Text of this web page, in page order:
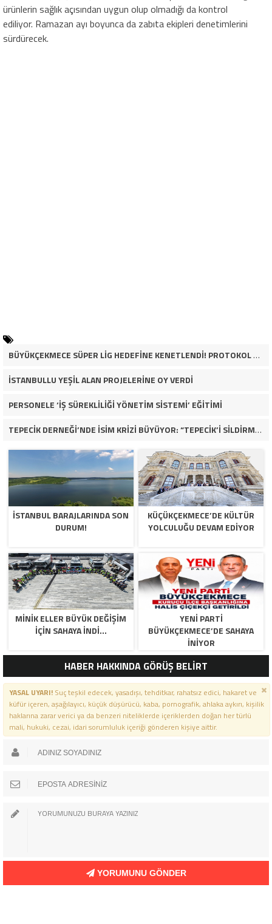
ürünlerin sağlık açısından uygun olup olmadığı da kontrol
ediliyor. Ramazan ayı boyunca da zabıta ekipleri denetimlerini
sürdürecek.
BÜYÜKÇEKMECE SÜPER LİG HEDEFİNE KENETLENDİ! PROTOKOL VE İŞ DÜNYASINDAN BASKETBOL TAKIMINA TAM DESTEK…
İSTANBULLU YEŞİL ALAN PROJELERİNE OY VERDİ
PERSONELE ‘İŞ SÜREKLİLİĞİ YÖNETİM SİSTEMİ’ EĞİTİMİ
TEPECİK DERNEĞİ’NDE İSİM KRİZİ BÜYÜYOR: “TEPECİK’İ SİLDİRMEYECEĞİZ”
İSTANBUL BARAJLARINDA SON
DURUM!
KÜÇÜKÇEKMECE’DE KÜLTÜR
YOLCULUĞU DEVAM EDİYOR
MİNİK ELLER BÜYÜK DEĞİŞİM
İÇİN SAHAYA İNDİ…
YENİ PARTİ
BÜYÜKÇEKMECE’DE SAHAYA
İNİYOR
HABER HAKKINDA GÖRÜŞ BELİRT
YASAL UYARI!Suç teşkil edecek, yasadışı, tehditkar, rahatsız edici, hakaret ve
küfür içeren, aşağılayıcı, küçük düşürücü, kaba, pornografik, ahlaka aykırı, kişilik
haklarına zarar verici ya da benzeri niteliklerde içeriklerden doğan her türlü
mali, hukuki, cezai, idari sorumluluk içeriği gönderen kişiye aittir.
YORUMUNU GÖNDER